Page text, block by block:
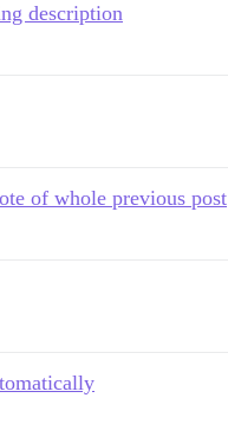
description
of whole previous post